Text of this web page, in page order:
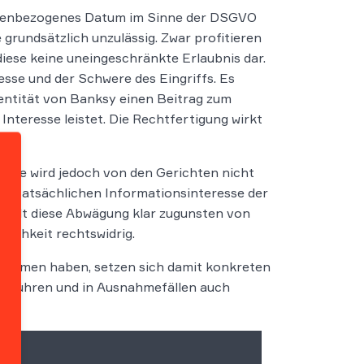
Datum im Sinne der DSGVO
unzulässig. Zwar profitieren
keine uneingeschränkte Erlaubnis dar.
und der Schwere des Eingriffs. Es
von Banksy einen Beitrag zum
leistet. Die Rechtfertigung wirkt
Sie wird jedoch von den Gerichten nicht
tatsächlichen Informationsinteresse der
diese Abwägung klar zugunsten von
rechtswidrig.
haben, setzen sich damit konkreten
führen und in Ausnahmefällen auch